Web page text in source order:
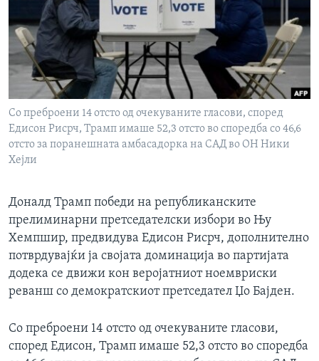
ИНТЕРВЈУА
Јазици
Со преброени 14 отсто од очекуваните гласови, според
Едисон Рисрч, Трамп имаше 52,3 отсто во споредба со 46,6
отсто за поранешната амбасадорка на САД во ОН Ники
Хејли
Доналд Трамп победи на републиканските
прелиминарни претседателски избори во Њу
Хемпшир, предвидува Едисон Рисрч, дополнително
потврдувајќи ја својата доминација во партијата
додека се движи кон веројатниот ноемвриски
реванш со демократскиот претседател Џо Бајден.
Со преброени 14 отсто од очекуваните гласови,
според Едисон, Трамп имаше 52,3 отсто во споредба